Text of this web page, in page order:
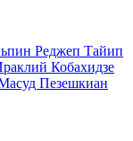
Реджеп Тайип
Кобахидзе
Пезешкиан